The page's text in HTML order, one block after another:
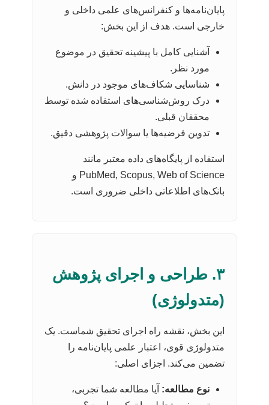
پایان‌نامه‌ها و کنفرانس‌های علمی داخلی و
خارجی است. هدف از این بخش:
آشنایی کامل با پیشینه تحقیق در موضوع
مورد نظر.
شناسایی شکاف‌های موجود در دانش.
درک روش‌شناسی‌های استفاده شده توسط
محققان قبلی.
تدوین فرضیه‌ها یا سوالات پژوهشی دقیق.
استفاده از پایگاه‌های داده معتبر مانند
PubMed, Scopus, Web of Science و
بانک‌های اطلاعاتی داخلی ضروری است.
۳. طراحی و اجرای پژوهش
(متدولوژی)
این بخش، نقشه راه اجرای تحقیق شماست. یک
متدولوژی قوی، اعتبار علمی پایان‌نامه را
تضمین می‌کند. اجزای اصلی:
نوع مطالعه: آیا مطالعه شما تجربی،